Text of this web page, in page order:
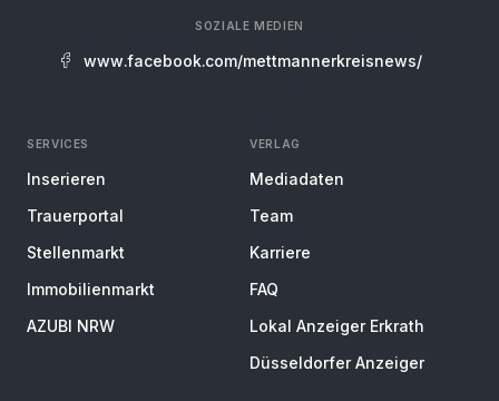
SOZIALE MEDIEN
www.facebook.com/mettmannerkreisnews/
SERVICES
Inserieren
Trauerportal
Stellenmarkt
Immobilienmarkt
AZUBI NRW
VERLAG
Mediadaten
Team
Karriere
FAQ
Lokal Anzeiger Erkrath
Düsseldorfer Anzeiger